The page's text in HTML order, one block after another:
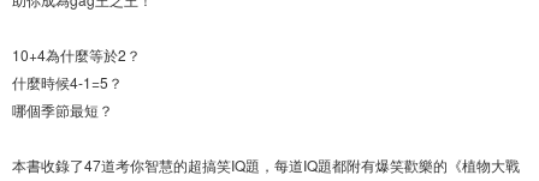
10+4為什麼等於2？
什麼時候4-1=5？
哪個季節最短？
本書收錄了47道考你智慧的超搞笑IQ題，每道IQ題都附有爆笑歡樂的《植物大戰